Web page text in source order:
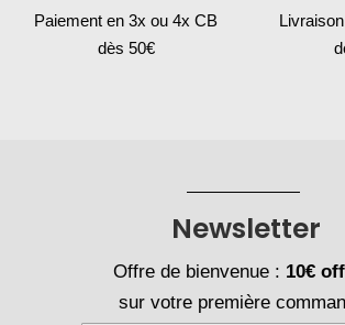
Paiement en 3x ou 4x CB
dès 50€
Newsletter
Offre de bienvenue : 10€
sur votre première